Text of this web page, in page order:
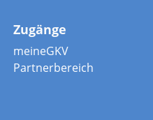
Zugänge
meineGKV
Partnerbereich